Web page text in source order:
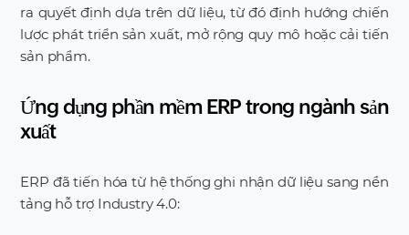
ra quyết định dựa trên dữ liệu, từ đó định hướng chiến
lược phát triển sản xuất, mở rộng quy mô hoặc cải tiến
sản phẩm.
Ứng dụng phần mềm ERP trong ngành sản
xuất
ERP đã tiến hóa từ hệ thống ghi nhận dữ liệu sang nền
tảng hỗ trợ Industry 4.0: